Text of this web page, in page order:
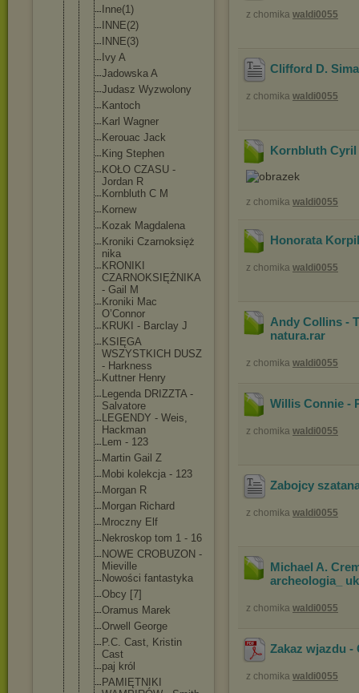
Inne(1)
INNE(2)
INNE(3)
Ivy A
Jadowska A
Judasz Wyzwolony
Kantoch
Karl Wagner
Kerouac Jack
King Stephen
KOŁO CZASU -
Jordan R
Kornbluth C M
Kornew
Kozak Magdalena
Kroniki Czarnoksięż
nika
KRONIKI
CZARNOKSIĘŻNIKA
- Gail M
Kroniki Mac
O’Connor
KRUKI - Barclay J
KSIĘGA
WSZYSTKICH DUSZ
- Harkness
Kuttner Henry
Legenda DRIZZTA -
Salvatore
LEGENDY - Weis,
Hackman
Lem - 123
Martin Gail Z
Mobi kolekcja - 123
Morgan R
Morgan Richard
Mroczny Elf
Nekroskop tom 1 - 16
NOWE CROBUZON -
Mieville
Nowości fantastyka
Obcy [7]
Oramus Marek
Orwell George
P.C. Cast, Kristin
Cast
paj król
PAMIĘTNIKI
z chomika waldi0055
Clifford D.
z chomika waldi0055
Kornbluth
z chomika waldi0055
Honorata
z chomika waldi0055
Andy Collins -
natura.rar
z chomika waldi0055
Willis Connie -
z chomika waldi0055
Zabojcy
z chomika waldi0055
Michael A.
archeologia_
z chomika waldi0055
Zakaz wjazdu -
z chomika waldi0055